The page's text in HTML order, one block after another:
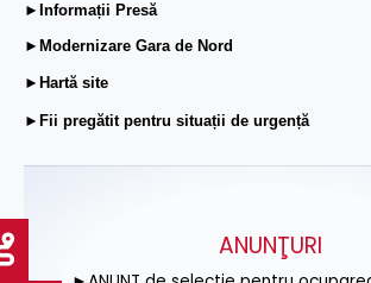
►Informații Presă
►Modernizare Gara de Nord
►Hartă site
►Fii pregătit pentru situații de urgență
ANUNŢURI